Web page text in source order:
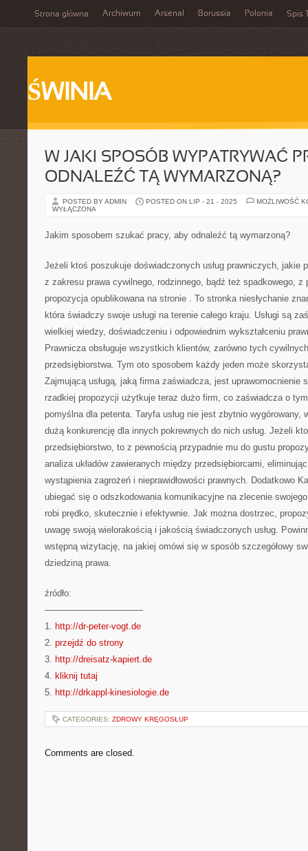
Strona główna Archiwum Arsenal Borussia Polonia Spis
ŚWINIA
W JAKI SPOSÓB WYPATRYWAĆ
ODNALEŹĆ TĄ WYMARZONĄ?
POSTED BY ADMIN POSTED ON LIP - 21 - 2025
MOŻLIWOŚĆ
WYŁĄCZONA
Jakim sposobem szukać pracy, aby odnaleźć tą wymarzoną?
Jeżeli ktoś poszukuje doświadczonych usług prawniczych, jakie
z zakresu prawa cywilnego, rodzinnego, bądź też spadkowego, z
propozycja opublikowana na stronie . To stronka niesłychanie
która świadczy swoje usługi na terenie całego kraju. Usługi są
wielkiej wiedzy, doświadczeniu i odpowiednim wykształceniu
Prawnicza obsługuje wszystkich klientów, zarówno tych
przedsiębiorstwa. Tym oto sposobem każdy jeden może
Zajmującą usługą, jaką firma zaświadcza, jest uprawomocnienie
rzadkiej propozycji użytkuje teraz dużo firm, co zaświadcza o
pomyślna dla petenta. Taryfa usług nie jest zbytnio wygórowany,
dużą konkurencję dla innych pokrewnych do nich usług. Jeżeli
przedsiębiorstwo, to z pewnością przypadnie mu do gustu
analiza układów zawieranych między przedsiębiorcami,
wystąpienia zagrożeń i nieprawidłowości prawnych. Dodatkowo
ubiegać się o odszkodowania komunikacyjne na zlecenie
robi prędko, skutecznie i efektywnie. Jak można dostrzec,
uwagę swoją wielorakością i jakością świadczonych usług.
wstępną wizytację, na jakiej omówi się w sposób szczegółowy
dziedziną prawa.
źródło:
———————————
1. http://dr-peter-vogt.de
2. przejdź do strony
3. http://dreisatz-kapiert.de
4. kliknij tutaj
5. http://drkappl-kinesiologie.de
CATEGORIES: ZDROWY KRĘGOSŁUP
Comments are closed.